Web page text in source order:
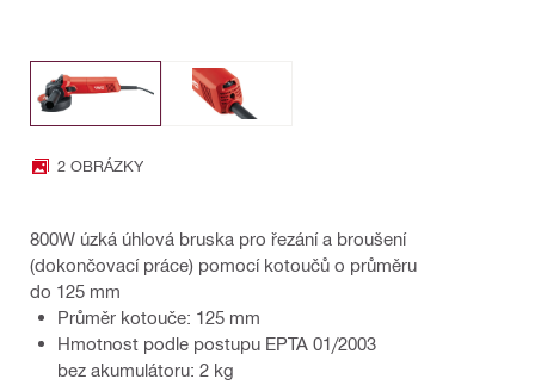
2 OBRÁZKY
800W úzká úhlová bruska pro řezání a broušení
(dokončovací práce) pomocí kotoučů o průměru
do 125 mm
Průměr kotouče: 125 mm
Hmotnost podle postupu EPTA 01/2003
bez akumulátoru: 2 kg